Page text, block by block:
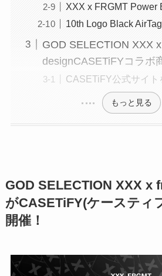
XXX x FRGMT Power
10th Logo Black
GOD SELECTION XXX
designCASETiFYコラボ
CASETiFY公式サイト
もっと見る
GOD SELECTION XXX x
がCASETiFY(ケースティ
開催！